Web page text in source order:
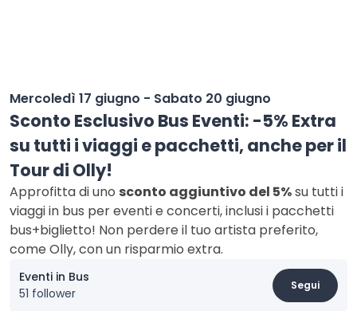
Mercoledì 17 giugno - Sabato 20 giugno
Sconto Esclusivo Bus Eventi: -5% Extra
su tutti i viaggi e pacchetti, anche per il
Tour di Olly!
Approfitta di uno sconto aggiuntivo del 5%su tutti i
viaggi in bus per eventi e concerti, inclusi i pacchetti
bus+biglietto! Non perdere il tuo artista preferito,
come Olly, con un risparmio extra.
Eventi in Bus
51 follower
Segui